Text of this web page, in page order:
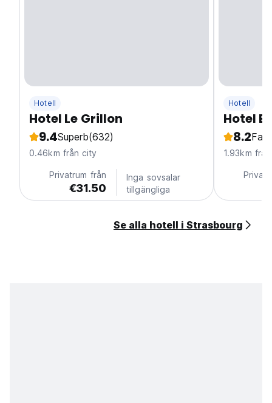
Hotell
Hotel Le Grillon
9.4Superb(632)
0.46km från city
Privatrum från
€31.50
Inga sovsalar
tillgängliga
Hotell
Hotel
8.2
1.93km
Se alla hotell i Strasbourg